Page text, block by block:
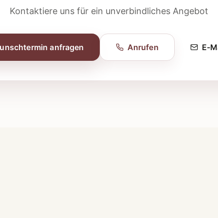
Kontaktiere uns für ein unverbindliches Angebot
anfragen Anrufen E-